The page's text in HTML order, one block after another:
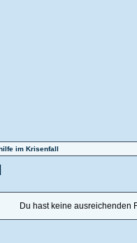
im Krisenfall
Du hast keine ausreichenden